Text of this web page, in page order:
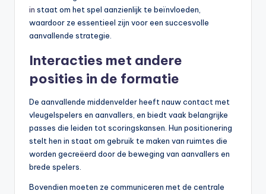
in staat om het spel aanzienlijk te beïnvloeden,
waardoor ze essentieel zijn voor een succesvolle
aanvallende strategie.
Interacties met andere
posities in de formatie
De aanvallende middenvelder heeft nauw contact met
vleugelspelers en aanvallers, en biedt vaak belangrijke
passes die leiden tot scoringskansen. Hun positionering
stelt hen in staat om gebruik te maken van ruimtes die
worden gecreëerd door de beweging van aanvallers en
brede spelers.
Bovendien moeten ze communiceren met de centrale